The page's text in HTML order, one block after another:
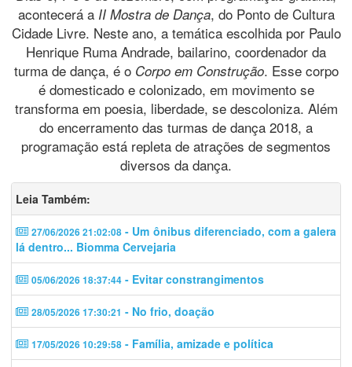
acontecerá a II Mostra de Dança, do Ponto de Cultura
Cidade Livre. Neste ano, a temática escolhida por Paulo
Henrique Ruma Andrade, bailarino, coordenador da
turma de dança, é o Corpo em Construção. Esse corpo
é domesticado e colonizado, em movimento se
transforma em poesia, liberdade, se descoloniza. Além
do encerramento das turmas de dança 2018, a
programação está repleta de atrações de segmentos
diversos da dança.
Leia Também:
27/06/2026 21:02:08 - Um ônibus diferenciado, com a galera
lá dentro... Biomma Cervejaria
05/06/2026 18:37:44 - Evitar constrangimentos
28/05/2026 17:30:21 - No frio, doação
17/05/2026 10:29:58 - Família, amizade e política